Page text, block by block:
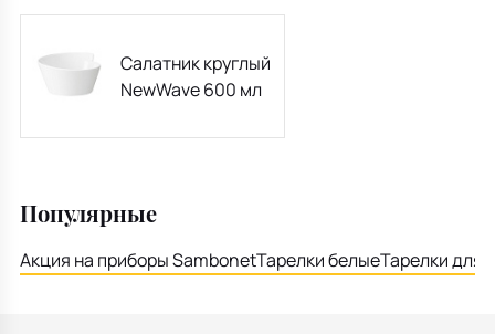
Салатник круглый
NewWave 600 мл
Популярные
Акция на приборы SambonetТарелки белыеТарелки для